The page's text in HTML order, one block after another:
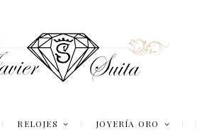
RELOJES JOYERÍA ORO